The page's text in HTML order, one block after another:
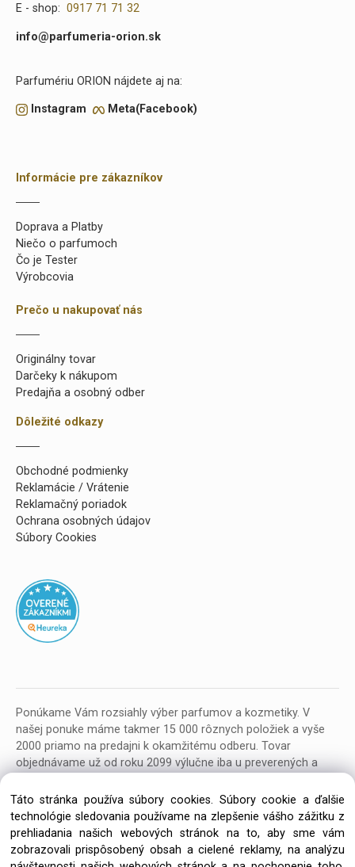
E - shop: 0917 71 71 32
info@parfumeria-orion.sk
Parfumériu ORION nájdete aj na:
Instagram Meta(Facebook)
Informácie pre zákazníkov
Doprava a Platby
Niečo o parfumoch
Čo je Tester
Výrobcovia
Prečo u nakupovať nás
Originálny tovar
Darčeky k nákupom
Predajňa a osobný odber
Dôležité odkazy
Obchodné podmienky
Reklamácie / Vrátenie
Reklamačný poriadok
Ochrana osobných údajov
Súbory Cookies
Ponúkame Vám rozsiahly výber parfumov a kozmetiky. V
našej ponuke máme takmer 15 000 rôznych položiek a vyše
2000 priamo na predajni k okamžitému odberu. Tovar
objednávame už od roku 2099 výlučne iba u preverených a
Táto stránka používa súbory cookies. Súbory cookie a ďalšie
technológie sledovania používame na zlepšenie vášho zážitku z
prehliadania našich webových stránok na to, aby sme vám
zobrazovali prispôsobený obsah a cielené reklamy, na analýzu